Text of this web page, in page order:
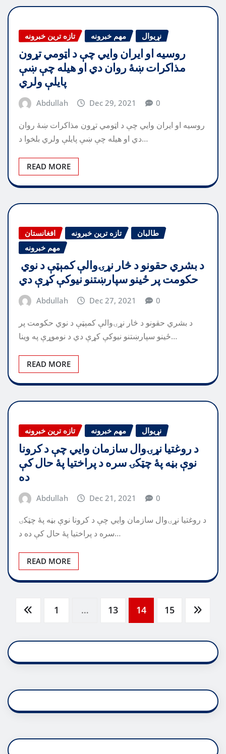
تازه ترین خبرونه مهم خبرونه نړیوال
روسیه او ایران وايي چې د اټومي تړون
مذاکرات ښۀ روان دي او هیله چې ښې
پایلې ولري
Abdullah Dec 29, 2021 0
روسیه او ایران وايي چې د اټومي تړون مذاکرات ښۀ روان
دي او هیله چې ښې پایلې ولري بلخوا د…
READ MORE
افغانستان تازه ترین خبرونه
طالبان
مهم خبرونه
Abdullah Dec 27, 2021 0
د بشري حقونو د څار نړۍوالې کمېټې د نوي حکومت پر
ځینو سپارښتنو نیوکې کړې دي د نوموړې په وینا…
READ MORE
تازه ترین خبرونه مهم خبرونه نړیوال
د روغتیا نړۍوال سازمان وايي چې د کرونا
نوې بڼه پۀ چټکۍ سره د پراختیا پۀ حال کې
ده
Abdullah Dec 21, 2021 0
د روغتیا نړۍوال سازمان وايي چې د کرونا نوې بڼه پۀ چټکۍ
سره د پراختیا پۀ حال کې ده د…
READ MORE
Posts
pagination
1 … 13 14 15